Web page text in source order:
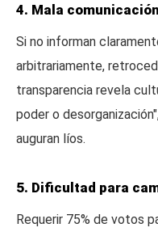
4. Mala
Si no informan
arbitrariamente,
transparencia revela
poder o
auguran líos.
5. Dificultad para
Requerir 75% de votos